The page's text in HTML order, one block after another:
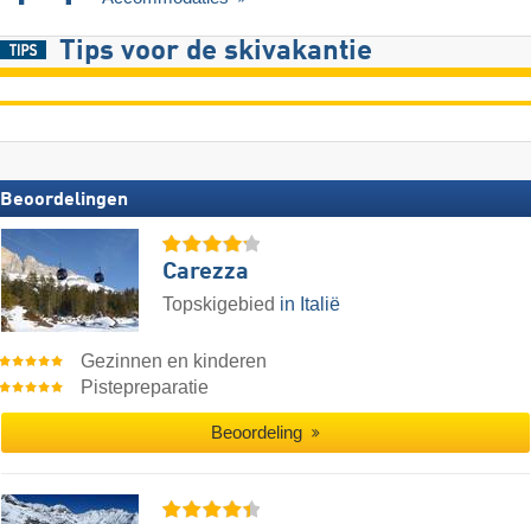
Tips voor de skivakantie
Beoordelingen
Carezza
Topskigebied in Italië
Gezinnen en kinderen
Pistepreparatie
Beoordeling